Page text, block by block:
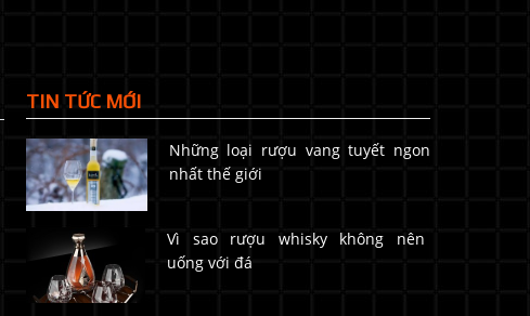
TIN TỨC MỚI
Những loại rượu vang tuyết ngon
nhất thế giới
Vì sao rượu whisky không nên
uống với đá